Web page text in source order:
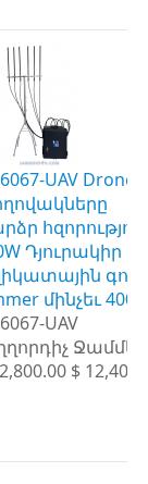
6067-UAV Drone 6
Դյուրակիր
մինչեւ
UAV
Ջամմեր
$